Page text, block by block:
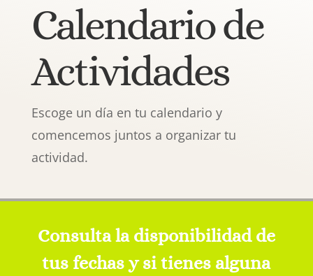
Calendario de
Actividades
Escoge un día en tu calendario y
comencemos juntos a organizar tu
actividad.
Consulta la disponibilidad de
tus fechas y si tienes alguna